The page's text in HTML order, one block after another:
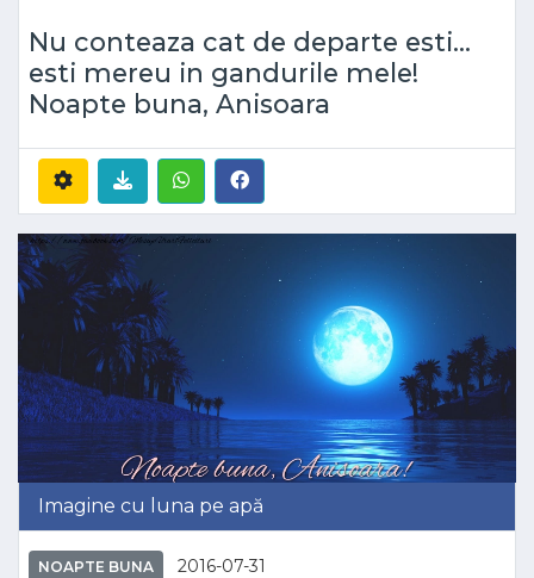
Nu conteaza cat de departe esti...
esti mereu in gandurile mele!
Noapte buna, Anisoara
Imagine cu luna pe apă
NOAPTE BUNA 2016-07-31